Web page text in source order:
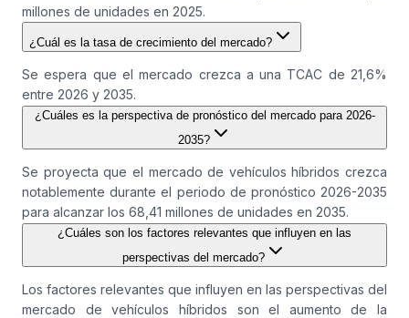
millones de unidades en 2025.
¿Cuál es la tasa de crecimiento del mercado?
Se espera que el mercado crezca a una TCAC de 21,6%
entre 2026 y 2035.
¿Cuáles es la perspectiva de pronóstico del mercado para 2026-
2035?
Se proyecta que el mercado de vehículos híbridos crezca
notablemente durante el periodo de pronóstico 2026-2035
para alcanzar los 68,41 millones de unidades en 2035.
¿Cuáles son los factores relevantes que influyen en las
perspectivas del mercado?
Los factores relevantes que influyen en las perspectivas del
mercado de vehículos híbridos son el aumento de la